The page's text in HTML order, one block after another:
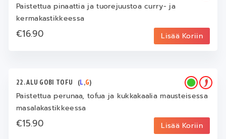
Paistettua pinaattia ja tuorejuustoa curry- ja
kermakastikkeessa
€16.90 Lisää Koriin
22. ALU GOBI TOFU (L,G)
Paistettua perunaa, tofua ja kukkakaalia mausteisessa
masalakastikkeessa
€15.90 Lisää Koriin